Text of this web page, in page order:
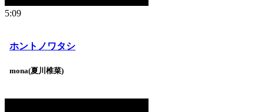
5:09
ホントノワタシ
mona(夏川椎菜)